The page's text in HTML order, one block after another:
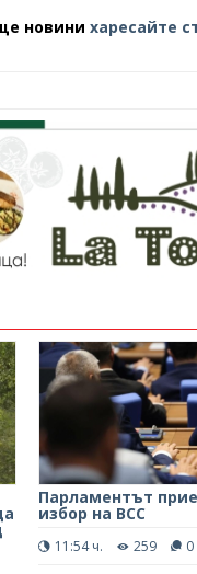
новинихаресайте
Парламентът
избор на ВСС
11:54 ч. 259 0